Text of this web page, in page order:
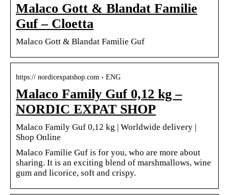
Malaco Gott & Blandat Familie
Guf – Cloetta
Malaco Gott & Blandat Familie Guf
https:// nordicexpatshop.com › ENG
Malaco Family Guf 0,12 kg –
NORDIC EXPAT SHOP
Malaco Family Guf 0,12 kg | Worldwide delivery |
Shop Online
Malaco Familie Guf is for you, who are more about
sharing. It is an exciting blend of marshmallows, wine
gum and licorice, soft and crispy.